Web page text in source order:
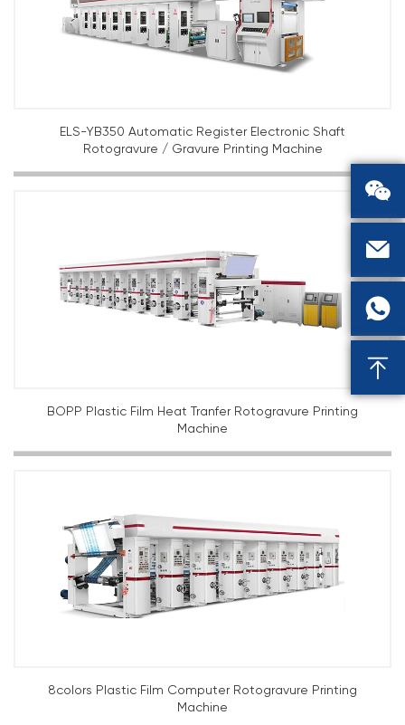
ELS-YB350 Automatic Register Electronic Shaft
Rotogravure / Gravure Printing Machine
BOPP Plastic Film Heat Tranfer Rotogravure Printing
Machine
8colors Plastic Film Computer Rotogravure Printing
Machine



